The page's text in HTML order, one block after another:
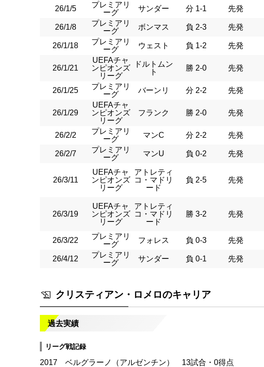
26/1/5
プレミアリ
ーグ
サンダー 分 1-1 先発
26/1/8
プレミアリ
ーグ
ボンマス 負 2-3 先発
26/1/18
プレミアリ
ーグ
ウェスト 負 1-2 先発
26/1/21
UEFAチャ
ンピオンズ
リーグ
ドルトムン
ト
勝 2-0 先発
26/1/25
プレミアリ
ーグ
バーンリ 分 2-2 先発
26/1/29
UEFAチャ
ンピオンズ
リーグ
フランク 勝 2-0 先発
26/2/2
プレミアリ
ーグ
マンC 分 2-2 先発
26/2/7
プレミアリ
ーグ
マンU 負 0-2 先発
26/3/11
UEFAチャ
ンピオンズ
リーグ
アトレティ
コ・マドリ
ード
負 2-5 先発
26/3/19
UEFAチャ
ンピオンズ
リーグ
アトレティ
コ・マドリ
ード
勝 3-2 先発
26/3/22
プレミアリ
ーグ
フォレス 負 0-3 先発
26/4/12
プレミアリ
ーグ
サンダー 負 0-1 先発
クリスティアン・ロメロのキャリア
過去実績
リーグ戦記録
2017 ベルグラーノ（アルゼンチン） 13試合・0得点